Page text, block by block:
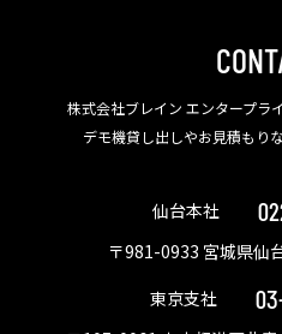
株式会社ブレイン エンタープラ
デモ機貸し出しやお見積もり
仙台本社
〒981-0933 宮城県仙
東京支社